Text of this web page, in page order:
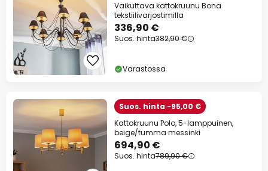
Vaikuttava kattokruunu Bona
tekstiilivarjostimilla
336,90 €
Suos. hinta382,90 €
Varastossa
Suos. hinta -95,00 €
Kattokruunu Polo, 5-lamppuinen,
beige/tumma messinki
694,90 €
Suos. hinta789,90 €